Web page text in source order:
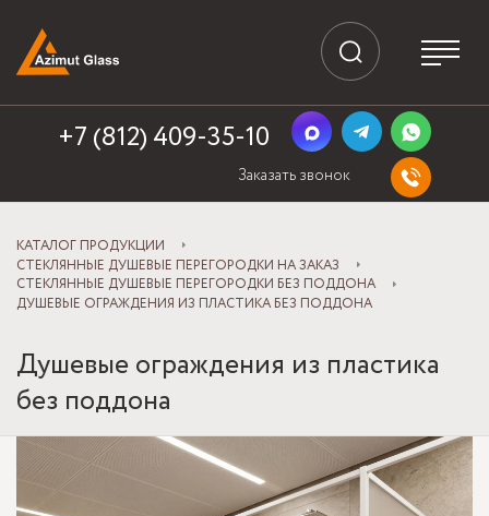
+7 (812) 409-35-10
Заказать звонок
КАТАЛОГ ПРОДУКЦИИ
СТЕКЛЯННЫЕ ДУШЕВЫЕ ПЕРЕГОРОДКИ НА ЗАКАЗ
СТЕКЛЯННЫЕ ДУШЕВЫЕ ПЕРЕГОРОДКИ БЕЗ ПОДДОНА
ДУШЕВЫЕ ОГРАЖДЕНИЯ ИЗ ПЛАСТИКА БЕЗ ПОДДОНА
Душевые ограждения из пластика
без поддона